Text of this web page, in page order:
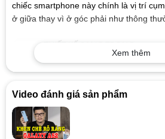
chiếc smartphone này chính là vị trí
ở giữa thay vì ở góc phải như thông
Xem thêm
Video đánh giá sản phẩm